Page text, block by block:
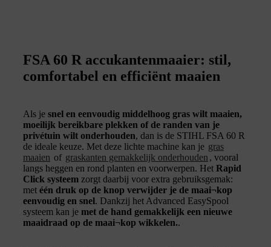
FSA 60 R accukantenmaaier: stil,
comfortabel en efficiënt maaien
Als je snel en eenvoudig middelhoog gras wilt maaien,
moeilijk bereikbare plekken of de randen van je
privétuin wilt onderhouden, dan is de STIHL FSA 60 R
de ideale keuze. Met deze lichte machine kan je gras
maaien of graskanten gemakkelijk onderhouden , vooral
langs heggen en rond planten en voorwerpen. Het Rapid
Click systeem zorgt daarbij voor extra gebruiksgemak:
met één druk op de knop verwijder je de maai¬kop
eenvoudig en snel. Dankzij het Advanced EasySpool
systeem kan je met de hand gemakkelijk een nieuwe
maaidraad op de maai¬kop wikkelen..